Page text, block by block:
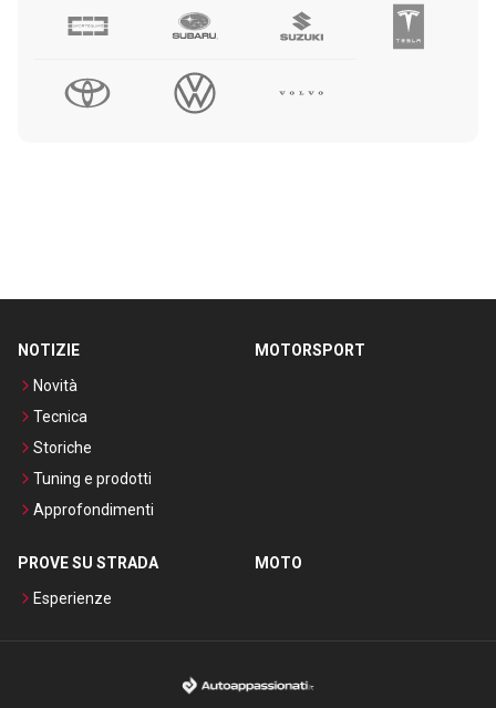
NOTIZIE
Novità
Tecnica
Storiche
Tuning e prodotti
Approfondimenti
MOTORSPORT
PROVE SU STRADA
Esperienze
MOTO